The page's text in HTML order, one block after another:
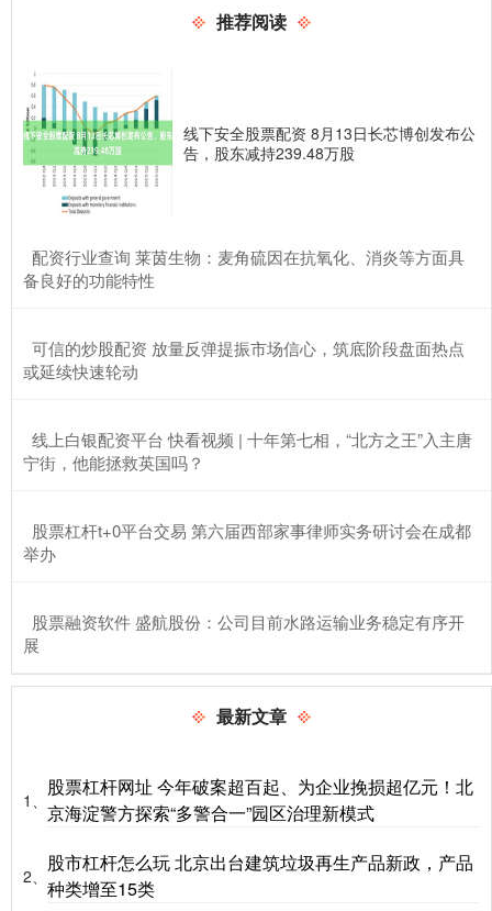
推荐阅读
线下安全股票配资 8月13日长芯博创发布公
告，股东减持239.48万股
​配资行业查询 莱茵生物：麦角硫因在抗氧化、消炎等方面具
备良好的功能特性
​可信的炒股配资 放量反弹提振市场信心，筑底阶段盘面热点
或延续快速轮动
​线上白银配资平台 快看视频 | 十年第七相，“北方之王”入主唐
宁街，他能拯救英国吗？
​股票杠杆t+0平台交易 第六届西部家事律师实务研讨会在成都
举办
​股票融资软件 盛航股份：公司目前水路运输业务稳定有序开
展
最新文章
1、
股票杠杆网址 今年破案超百起、为企业挽损超亿元！北
京海淀警方探索“多警合一”园区治理新模式
2、
股市杠杆怎么玩 北京出台建筑垃圾再生产品新政，产品
种类增至15类